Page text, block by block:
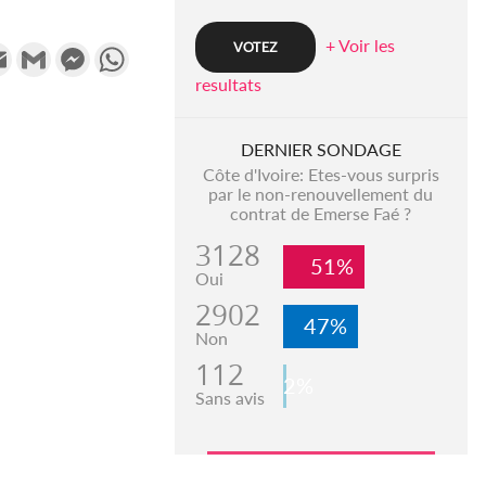
Email Gmail MessengerWhatsApp
+ Voir les
resultats
DERNIER SONDAGE
Côte d'Ivoire: Etes-vous surpris
par le non-renouvellement du
contrat de Emerse Faé ?
3128
Oui 51%
2902
Non 47%
112
Sans avis 2%